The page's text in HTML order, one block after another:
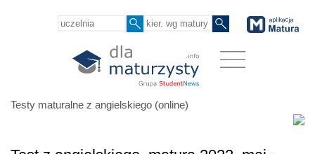
Testy maturalne z angielskiego (online)